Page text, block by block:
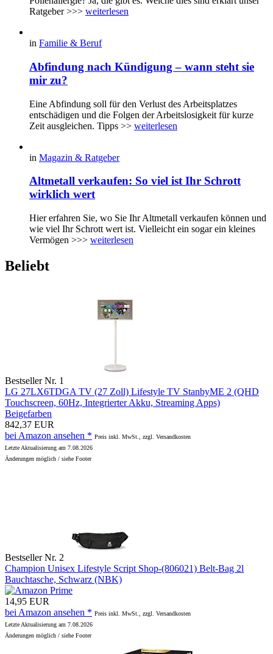
Ratgeber >>> weiterlesen
in Familie & Beruf
Abfindung nach Kündigung – wann steht sie
mir zu?
Eine Abfindung soll für den Verlust des Arbeitsplatzes
entschädigen und die Folgen der Arbeitslosigkeit für kurze
Zeit ausgleichen. Tipps >> weiterlesen
in Magazin & Ratgeber
Altmetall verkaufen: So viel ist Ihr Schrott
wirklich wert
Hier erfahren Sie, wo Sie Ihr Altmetall verkaufen können und
wie viel Ihr Schrott wert ist. Vielleicht ein sogar ein kleines
Vermögen >>> weiterlesen
Beliebt
Bestseller Nr. 1
LG 27LX6TDGA TV (27 Zoll) Lifestyle TV StanbyME 2 (QHD
Touchscreen, 60Hz, Integrierter Akku, Streaming Apps)
Beigefarben
842,37 EUR
bei Amazon ansehen * Preis inkl. MwSt., zzgl. Versandkosten
Letzte Aktualisierung am 7.08.2026
Änderungen möglich / siehe Footer
Bestseller Nr. 2
Champion Unisex Lifestyle Script Shop-(806021) Belt-Bag 2l
Bauchtasche, Schwarz (NBK)
14,95 EUR
bei Amazon ansehen * Preis inkl. MwSt., zzgl. Versandkosten
Letzte Aktualisierung am 7.08.2026
Änderungen möglich / siehe Footer